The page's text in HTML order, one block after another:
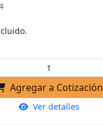
Agregar a Cotización
Ver detalles